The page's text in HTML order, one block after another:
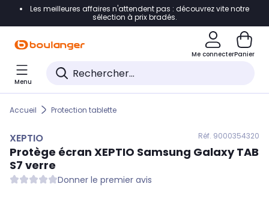
Accéder directement à la navigation
Accéder directement au pied de page
Accéder directement au chatbot
Les meilleures affaires n'attendent pas : découvrez vite notre
sélection à prix bradés.
Me connecterPanier
Menu
Accueil Protection tablette
XEPTIO Réf. 9000354320
Protège écran XEPTIO Samsung Galaxy TAB
S7 verre
Donner le premier avis